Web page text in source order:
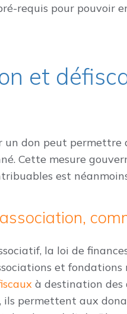
requis pour pouvoir
et
don peut permettre
Cette mesure
est
la loi de
et fondations
à destination des
permettent aux